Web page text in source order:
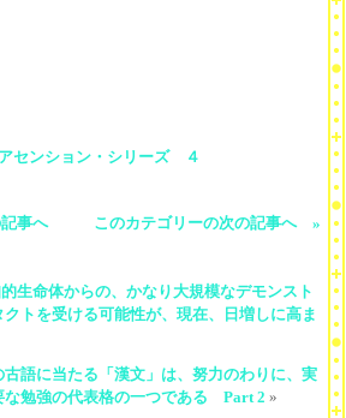
アセンション・シリーズ ４
事へ このカテゴリーの次の記事へ »
生命体からの、かなり大規模なデモンスト
トを受ける可能性が、現在、日増しに高ま
語に当たる「漢文」は、努力のわりに、実
な勉強の代表格の一つである Part 2 »